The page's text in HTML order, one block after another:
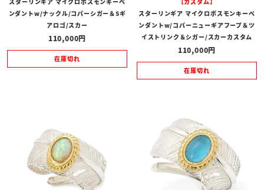
ンダントw/ナックル/コパーシガー＆Sギ
アロゴ/スカー
110,000
在庫切れ
スターリンギア マイクロボスモンキーペ
ンダントw/コパーニューギアフープ＆ツ
イストリンク＆シガー/スカーカスタム
110,000
在庫切れ